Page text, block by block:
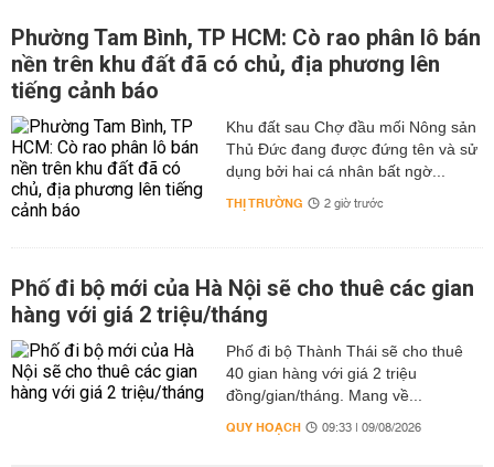
Phường Tam Bình, TP HCM: Cò rao phân lô bán
nền trên khu đất đã có chủ, địa phương lên
tiếng cảnh báo
Khu đất sau Chợ đầu mối Nông sản
Thủ Đức đang được đứng tên và sử
dụng bởi hai cá nhân bất ngờ...
THỊ TRƯỜNG 2 giờ trước
Phố đi bộ mới của Hà Nội sẽ cho thuê các gian
hàng với giá 2 triệu/tháng
Phố đi bộ Thành Thái sẽ cho thuê
40 gian hàng với giá 2 triệu
đồng/gian/tháng. Mang về...
QUY HOẠCH 09:33 | 09/08/2026